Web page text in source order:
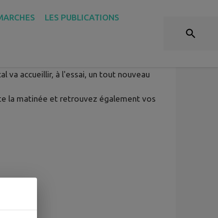
LES PUBLICATIONS
va accueillir, à l'essai, un tout nouveau
la matinée et retrouvez également vos